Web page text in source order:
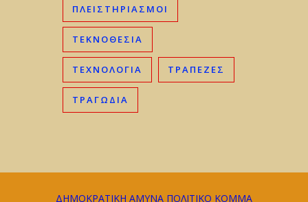
ΠΛΕΙΣΤΗΡΙΑΣΜΟΊ
ΤΕΚΝΟΘΕΣΊΑ
ΤΕΧΝΟΛΟΓΊΑ ΤΡΆΠΕΖΕΣ
ΤΡΑΓΩΔΊΑ
ΔΗΜΟΚΡΑΤΙΚΗ ΑΜΥΝΑ ΠΟΛΙΤΙΚΟ ΚΟΜΜΑ